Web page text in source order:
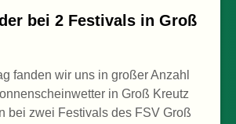
bei 2 Festivals in Groß
fanden wir uns in großer Anzahl
in Groß Kreutz
bei zwei Festivals des FSV Groß